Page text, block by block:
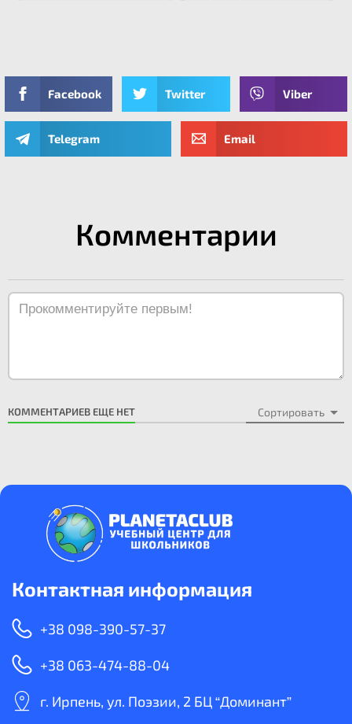
Facebook Twitter Viber
Telegram Email
Комментарии
КОММЕНТАРИЕВ ЕЩЕ НЕТ Сортировать
Контактная информация
+38 098-390-57-37
+38 063-474-88-04
г. Ирпень, ул. Поэзии, 2 БЦ “Доминант”